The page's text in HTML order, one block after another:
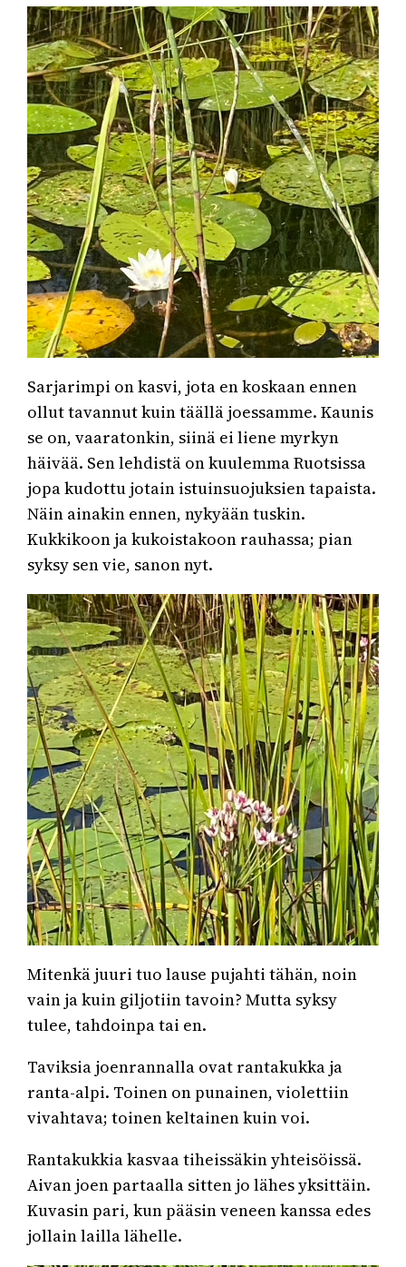
Sarjarimpi on kasvi, jota en koskaan ennen
ollut tavannut kuin täällä joessamme. Kaunis
se on, vaaratonkin, siinä ei liene myrkyn
häivää. Sen lehdistä on kuulemma Ruotsissa
jopa kudottu jotain istuinsuojuksien tapaista.
Näin ainakin ennen, nykyään tuskin.
Kukkikoon ja kukoistakoon rauhassa; pian
syksy sen vie, sanon nyt.
Mitenkä juuri tuo lause pujahti tähän, noin
vain ja kuin giljotiin tavoin? Mutta syksy
tulee, tahdoinpa tai en.
Taviksia joenrannalla ovat rantakukka ja
ranta-alpi. Toinen on punainen, violettiin
vivahtava; toinen keltainen kuin voi.
Rantakukkia kasvaa tiheissäkin yhteisöissä.
Aivan joen partaalla sitten jo lähes yksittäin.
Kuvasin pari, kun pääsin veneen kanssa edes
jollain lailla lähelle.